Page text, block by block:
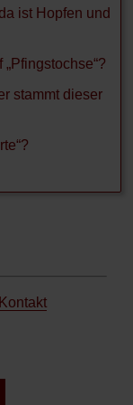
ist Hopfen und
stammt dieser
Kontakt